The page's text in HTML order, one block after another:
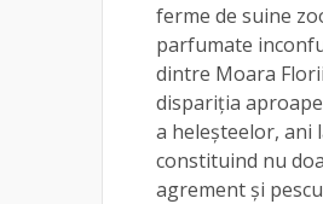
ferme de suine
parfumate
dintre Moara
dispariția
a heleșteelor, ani
constituind nu
agrement și